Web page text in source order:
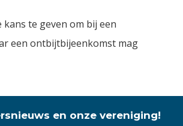
te geven om bij een
een ontbijtbijeenkomst mag
en onze vereniging!